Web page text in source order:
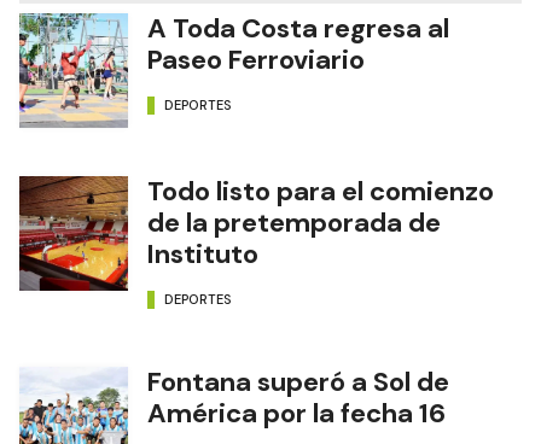
A Toda Costa regresa al
Paseo Ferroviario
DEPORTES
Todo listo para el comienzo
de la pretemporada de
Instituto
DEPORTES
Fontana superó a Sol de
América por la fecha 16